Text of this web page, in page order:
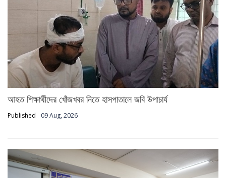
আহত শিক্ষার্থীদের খোঁজখবর নিতে হাসপাতালে জবি উপাচার্য
Published 09 Aug, 2026